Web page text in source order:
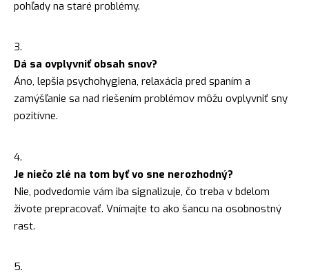
pohľady na staré problémy.
Dá sa ovplyvniť obsah snov?
Áno, lepšia psychohygiena, relaxácia pred spaním a
zamýšľanie sa nad riešením problémov môžu ovplyvniť sny
pozitívne.
Je niečo zlé na tom byť vo sne nerozhodný?
Nie, podvedomie vám iba signalizuje, čo treba v bdelom
živote prepracovať. Vnímajte to ako šancu na osobnostný
rast.